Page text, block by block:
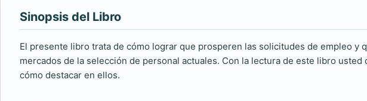
Sinopsis del Libro
El presente libro trata de cómo lograr que prosperen las solicitudes de empleo y
mercados de la selección de personal actuales. Con la lectura de este libro
cómo destacar en ellos.